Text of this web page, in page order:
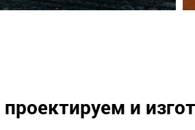
и